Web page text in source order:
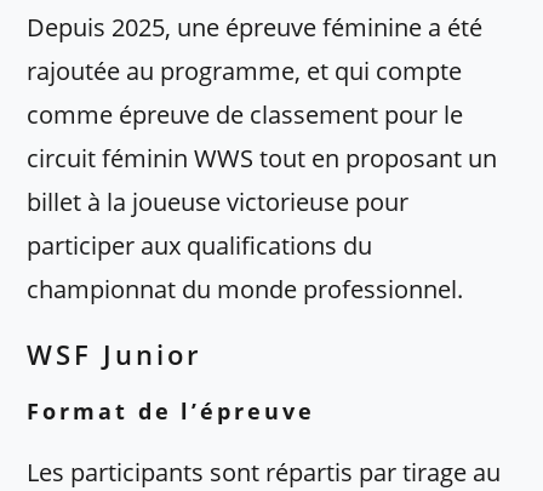
Depuis 2025, une épreuve féminine a été
rajoutée au programme, et qui compte
comme épreuve de classement pour le
circuit féminin WWS tout en proposant un
billet à la joueuse victorieuse pour
participer aux qualifications du
championnat du monde professionnel.
WSF Junior
Format de l’épreuve
Les participants sont répartis par tirage au